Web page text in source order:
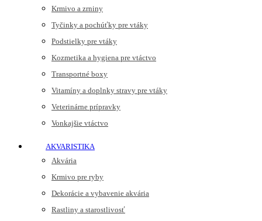
Krmivo a zrniny
Tyčinky a pochúťky pre vtáky
Podstielky pre vtáky
Kozmetika a hygiena pre vtáctvo
Transportné boxy
Vitamíny a doplnky stravy pre vtáky
Veterinárne prípravky
Vonkajšie vtáctvo
AKVARISTIKA
Akvária
Krmivo pre ryby
Dekorácie a vybavenie akvária
Rastliny a starostlivosť